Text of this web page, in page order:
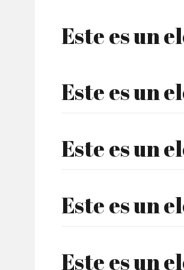
Este es un
Este es un
Este es un
Este es un
Este es un